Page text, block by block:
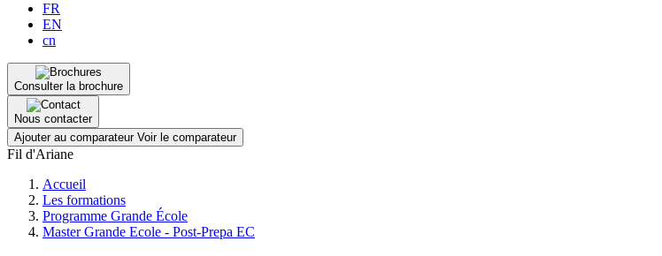
FR
EN
cn
Consulter la brochure
Nous contacter
Ajouter au comparateur Voir le comparateur
Fil d'Ariane
Accueil
Les formations
Programme Grande École
Master Grande Ecole - Post-Prepa EC